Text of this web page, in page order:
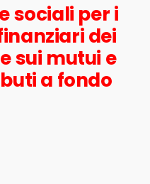
sociali per i
dei
sui mutui e
a fondo